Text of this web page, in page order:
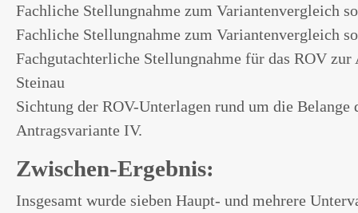
Fachliche Stellungnahme zum Variantenvergleich
Fachliche Stellungnahme zum Variantenvergleich
Fachgutachterliche Stellungnahme für das ROV
Steinau
Sichtung der ROV-Unterlagen rund um die
Antragsvariante IV.
Zwischen-Ergebnis:
Insgesamt wurde sieben Haupt- und mehrere